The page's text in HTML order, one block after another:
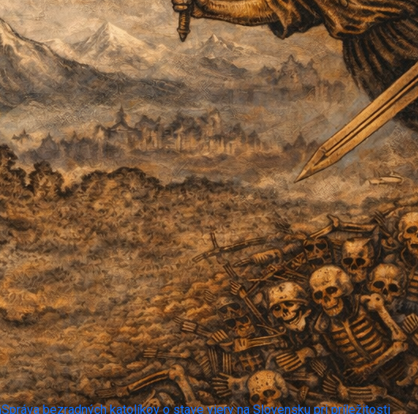
Správa bezradných katolíkov o stave viery na Slovensku pri príležitosti